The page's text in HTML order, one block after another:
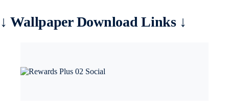
↓Wallpaper Download Links↓